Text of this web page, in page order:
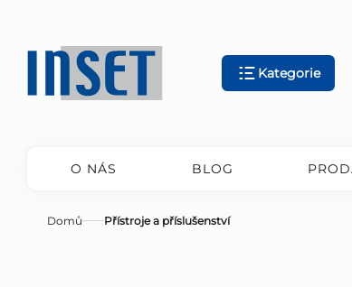
obsah
Kategorie
O NÁS BLOG
Domů Přístroje a příslušenství